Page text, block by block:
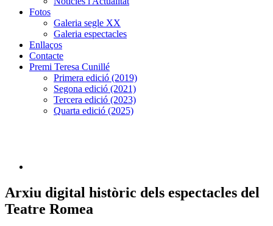
Fotos
Galeria segle XX
Galeria espectacles
Enllaços
Contacte
Premi Teresa Cunillé
Primera edició (2019)
Segona edició (2021)
Tercera edició (2023)
Quarta edició (2025)
Arxiu digital històric dels espectacles del
Teatre Romea